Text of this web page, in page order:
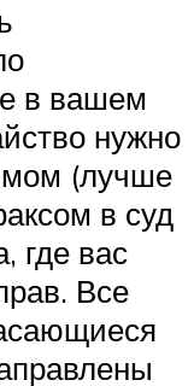
в вашем
нужно
(лучше
в суд
где вас
Все